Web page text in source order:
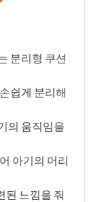
분리형 쿠션
쉽게 분리해
의 움직임을
아기의 머리
된 느낌을 줘